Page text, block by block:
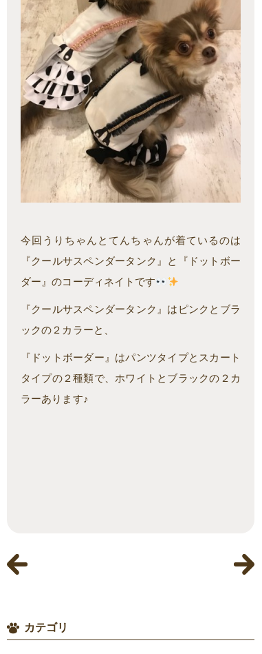
今回うりちゃんとてんちゃんが着ているのは
『クールサスペンダータンク』と『ドットボー
ダー』のコーディネイトです
『クールサスペンダータンク』はピンクとブラ
ックの２カラーと、
『ドットボーダー』はパンツタイプとスカート
タイプの２種類で、ホワイトとブラックの２カ
ラーあります♪
カテゴリ